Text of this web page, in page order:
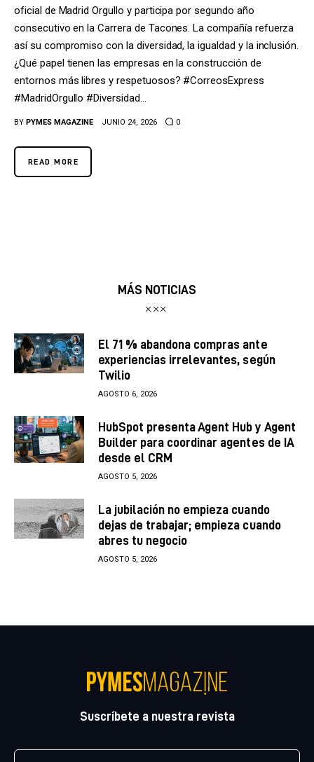
oficial de Madrid Orgullo y participa por segundo año
consecutivo en la Carrera de Tacones. La compañía refuerza
así su compromiso con la diversidad, la igualdad y la inclusión.
¿Qué papel tienen las empresas en la construcción de
entornos más libres y respetuosos? #CorreosExpress
#MadridOrgullo #Diversidad…
BY PYMES MAGAZINE JUNIO 24, 2026 0
READ MORE
MÁS NOTICIAS
El 71 % abandona compras ante
experiencias irrelevantes, según
Twilio
AGOSTO 6, 2026
HubSpot presenta Agent Hub y Agent
Builder para coordinar agentes de IA
desde el CRM
AGOSTO 5, 2026
La jubilación no empieza cuando
dejas de trabajar; empieza cuando
abres tu negocio
AGOSTO 5, 2026
Suscríbete a nuestra revista